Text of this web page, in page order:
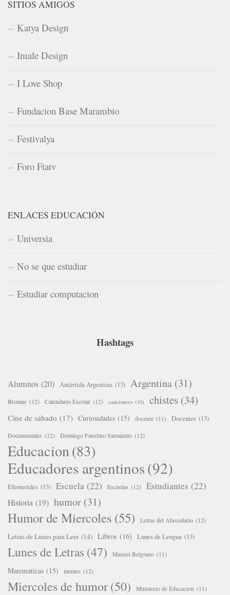
SITIOS AMIGOS
Katya Design
Imale Design
I Love Shop
Fundacion Base Marambio
Festivalya
Foro Ftatv
ENLACES EDUCACIÓN
Universia
No se que estudiar
Estudiar computacion
Hashtags
Alumnos (20) Antártida Argentina (13) Argentina (31)
Bromas (12) Calendario Escolar (12) cancionero (10) chistes (34)
Cine de sábado (17) Curiosidades (15) docente (11) Docentes (13)
Documentales (12) Domingo Faustino Sarmiento (12)
Educacion (83)
Educadores argentinos(92)
Efemerides (13) Escuela (22) Escuelas (12) Estudiantes (22)
Historia (19) humor (31)
Humor de Miercoles (55) Letras del Abecedario (12)
Letras de Lunes para Leer (14) Libros (16) Lunes de Lengua (13)
Lunes de Letras (47) Manuel Belgrano (11)
Matematicas (15) memes (12)
Miercoles de humor(50) Ministerio de Educacion (11)